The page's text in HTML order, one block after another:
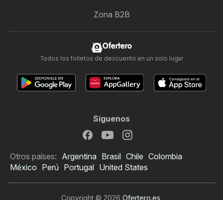
Zona B2B
Ofertero
Todos los folletos de descuento en un solo lugar
Síguenos
Otros países: Argentina Brasil Chile Colombia
México Perú Portugal United States
Copyright © 2026 Ofertero.es.